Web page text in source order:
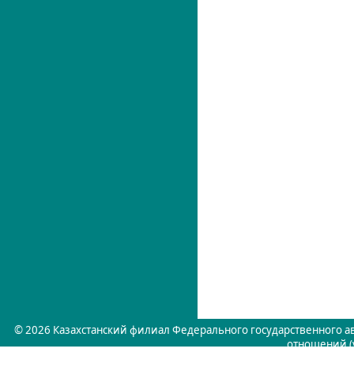
© 2026 Казахстанский филиал Федерального
отношений